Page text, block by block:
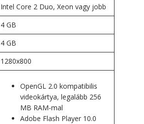
Intel Core 2 Duo, Xeon vagy jobb
4 GB
4 GB
1280x800
OpenGL 2.0 kompatibilis
videokártya, legalább 256
MB RAM-mal
Adobe Flash Player 10.0